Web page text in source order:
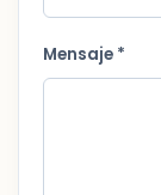
Mensaje *